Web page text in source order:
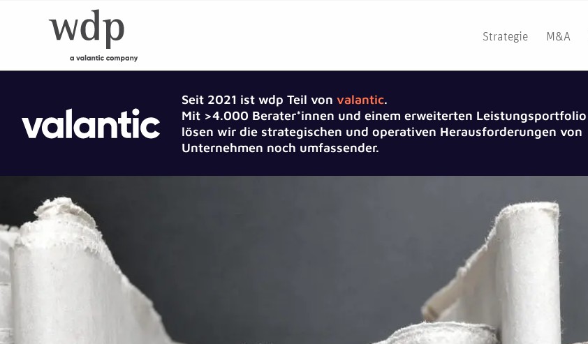
Strategie M&A
Seit 2021 ist wdp Teil von valantic.
Mit >4.000 Berater*innen und einem erweiterten Leistungsportfolio
lösen wir die strategischen und operativen Herausforderungen von
Unternehmen noch umfassender.